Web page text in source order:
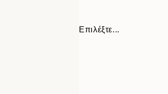
Επιλέξτε...